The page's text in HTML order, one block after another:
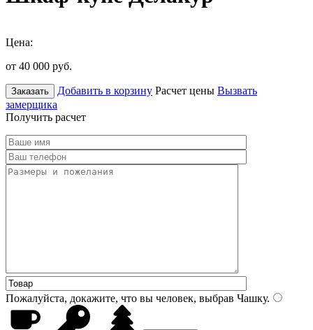
Цена:
от 40 000 руб.
Заказать Добавить в корзину Расчет цены Вызвать
замерщика
Получить расчет
Пожалуйста, докажите, что вы человек, выбрав Чашку.